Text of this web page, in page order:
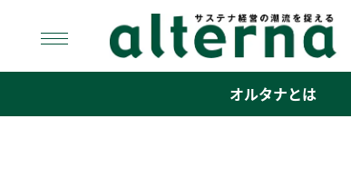
content
オルタナとは